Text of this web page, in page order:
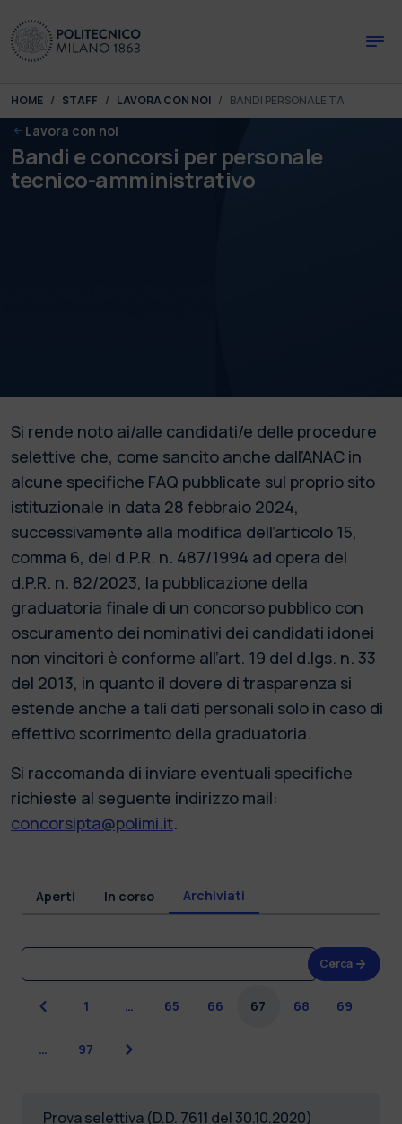
You are here:
HOME STAFF LAVORA CON NOI BANDI PERSONALE TA
Lavora con noi
Bandi e concorsi per personale
tecnico-amministrativo
Si rende noto ai/alle candidati/e delle procedure
selettive che, come sancito anche dall’ANAC in
alcune specifiche FAQ pubblicate sul proprio sito
istituzionale in data 28 febbraio 2024,
successivamente alla modifica dell’articolo 15,
comma 6, del d.P.R. n. 487/1994 ad opera del
d.P.R. n. 82/2023, la pubblicazione della
graduatoria finale di un concorso pubblico con
oscuramento dei nominativi dei candidati idonei
non vincitori è conforme all’art. 19 del d.lgs. n. 33
del 2013, in quanto il dovere di trasparenza si
estende anche a tali dati personali solo in caso di
effettivo scorrimento della graduatoria.
Si raccomanda di inviare eventuali specifiche
richieste al seguente indirizzo mail:
concorsipta@polimi.it.
Aperti In corso Archiviati
Cerca
Precedente
1 … 65 66 67 68 69
… 97 Successiva
Prova selettiva (D.D. 7611 del 30.10.2020)